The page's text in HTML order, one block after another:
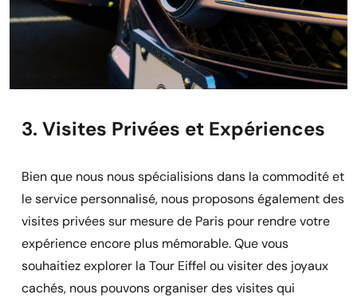
3. Visites Privées et Expériences
Bien que nous nous spécialisions dans la commodité et
le service personnalisé, nous proposons également des
visites privées sur mesure de Paris pour rendre votre
expérience encore plus mémorable. Que vous
souhaitiez explorer la Tour Eiffel ou visiter des joyaux
cachés, nous pouvons organiser des visites qui